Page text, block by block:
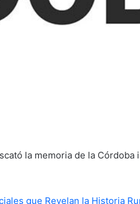
la memoria de la
que Revelan la Historia